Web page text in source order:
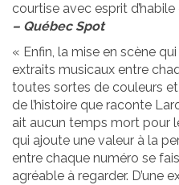
courtise avec esprit
– Québec Spot
« Enfin, la mise en scène
extraits musicaux entre
toutes sortes de couleurs
de l’histoire que raconte
ait aucun temps mort pour
qui ajoute une valeur à la
entre chaque numéro se
agréable à regarder. D’une